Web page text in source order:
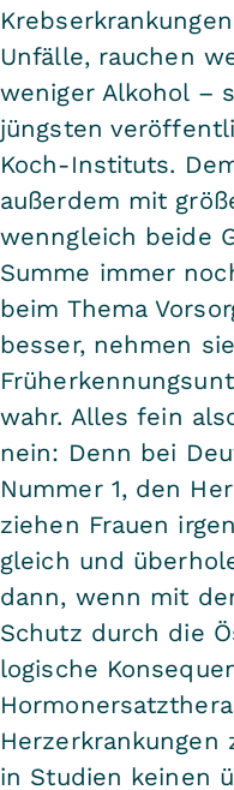
Unfälle, rauchen
weniger Alkohol –
jüngsten
Koch-Instituts.
außerdem mit
wenngleich beide
Summe immer
beim Thema
besser, nehmen
wahr. Alles fein
nein: Denn bei
Nummer 1, den
ziehen Frauen
gleich und
dann, wenn mit
Schutz durch die
logische
in Studien keinen